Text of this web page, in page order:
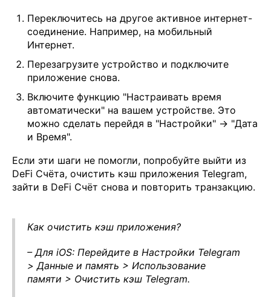
Переключитесь на другое активное интернет-
соединение. Например, на мобильный
Интернет.
Перезагрузите устройство и подключите
приложение снова.
Включите функцию "Настраивать время
автоматически" на вашем устройстве. Это
можно сделать перейдя в "Настройки" → "Дата
и Время".
Если эти шаги не помогли, попробуйте выйти из
DeFi Счёта, очистить кэш приложения Telegram,
зайти в DeFi Счёт снова и повторить транзакцию.
Как очистить кэш приложения?
– Для iOS: Перейдите в Настройки Telegram
> Данные и память > Использование
памяти > Очистить кэш Telegram.